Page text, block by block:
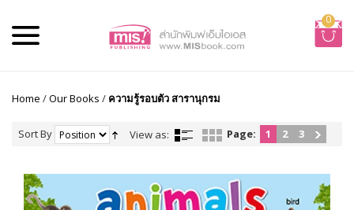
0
Home /Our Books / ความรู้รอบตัว สารานุกรม
Sort By View as: Page: 1 2 3